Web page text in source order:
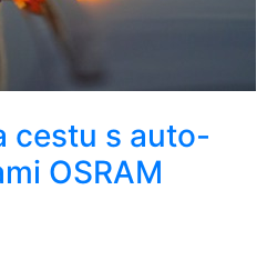
cestu s auto-
OSRAM